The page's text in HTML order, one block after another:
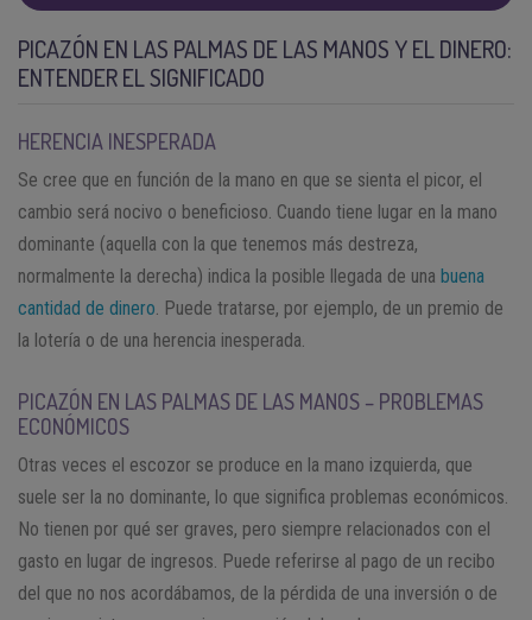
PICAZÓN EN LAS PALMAS DE LAS MANOS Y EL DINERO:
ENTENDER EL SIGNIFICADO
HERENCIA INESPERADA
Se cree que en función de la mano en que se sienta el picor, el
cambio será nocivo o beneficioso. Cuando tiene lugar en la mano
dominante (aquella con la que tenemos más destreza,
normalmente la derecha) indica la posible llegada de una buena
cantidad de dinero . Puede tratarse, por ejemplo, de un premio de
la lotería o de una herencia inesperada.
PICAZÓN EN LAS PALMAS DE LAS MANOS – PROBLEMAS
ECONÓMICOS
Otras veces el escozor se produce en la mano izquierda, que
suele ser la no dominante, lo que significa problemas económicos.
No tienen por qué ser graves, pero siempre relacionados con el
gasto en lugar de ingresos. Puede referirse al pago de un recibo
del que no nos acordábamos, de la pérdida de una inversión o de